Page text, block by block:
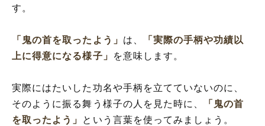
す。
「鬼の首を取ったよう」 は、
「実際の手柄や功績以
上に得意になる様子」
を意味します。
実際にはたいした功名や手柄を立てていないのに、
そのように振る舞う様子の人を見た時に、
「鬼の首
を取ったよう」 という言葉を使ってみましょう。